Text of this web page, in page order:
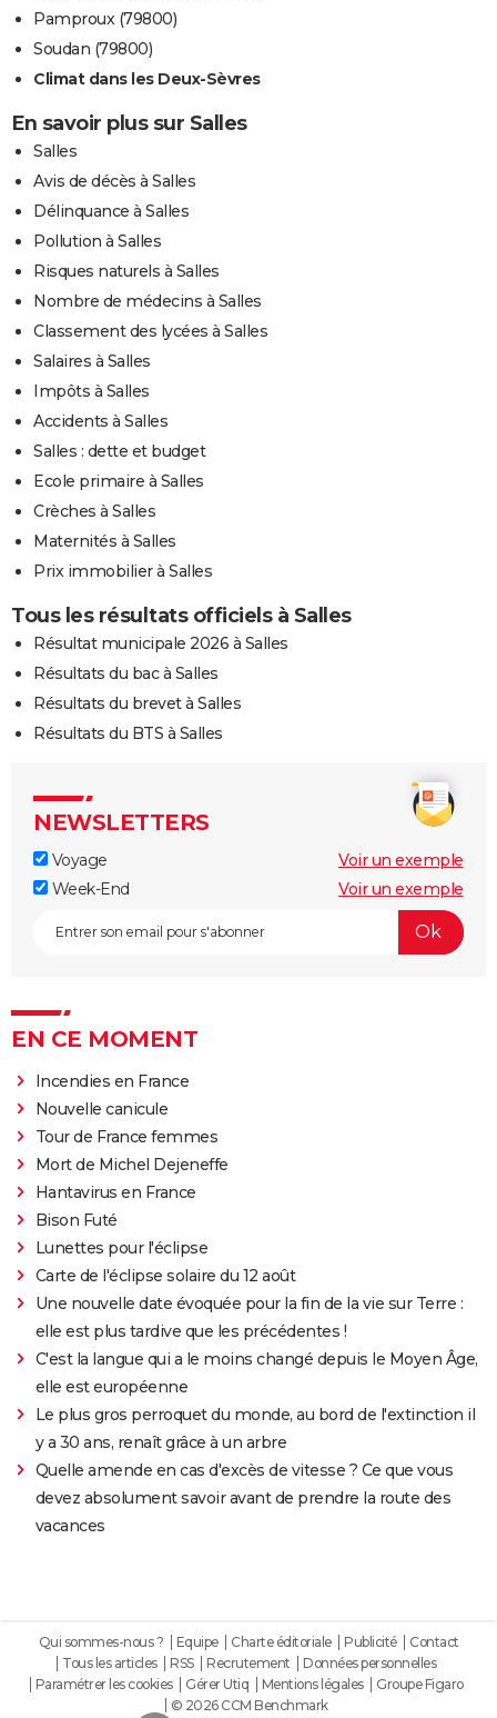
Pamproux (79800)
Soudan (79800)
Climat dans les Deux-Sèvres
En savoir plus sur Salles
Salles
Avis de décès à Salles
Délinquance à Salles
Pollution à Salles
Risques naturels à Salles
Nombre de médecins à Salles
Classement des lycées à Salles
Salaires à Salles
Impôts à Salles
Accidents à Salles
Salles : dette et budget
Ecole primaire à Salles
Crèches à Salles
Maternités à Salles
Prix immobilier à Salles
Tous les résultats officiels à Salles
Résultat municipale 2026 à Salles
Résultats du bac à Salles
Résultats du brevet à Salles
Résultats du BTS à Salles
NEWSLETTERS
Voyage
Voir un exemple
Week-End
Voir un exemple
EN CE MOMENT
Incendies en France
Nouvelle canicule
Tour de France femmes
Mort de Michel Dejeneffe
Hantavirus en France
Bison Futé
Lunettes pour l'éclipse
Carte de l'éclipse solaire du 12 août
Une nouvelle date évoquée pour la fin de la vie sur Terre :
elle est plus tardive que les précédentes !
C'est la langue qui a le moins changé depuis le Moyen Âge,
elle est européenne
Le plus gros perroquet du monde, au bord de l'extinction il
y a 30 ans, renaît grâce à un arbre
Quelle amende en cas d'excès de vitesse ? Ce que vous
devez absolument savoir avant de prendre la route des
vacances
Qui sommes-nous ? Equipe Charte éditoriale Publicité
Contact
Tous les articles
RSS Recrutement
Données personnelles
Paramétrer les cookies
Gérer Utiq Mentions légales
Groupe Figaro
© 2026 CCM Benchmark